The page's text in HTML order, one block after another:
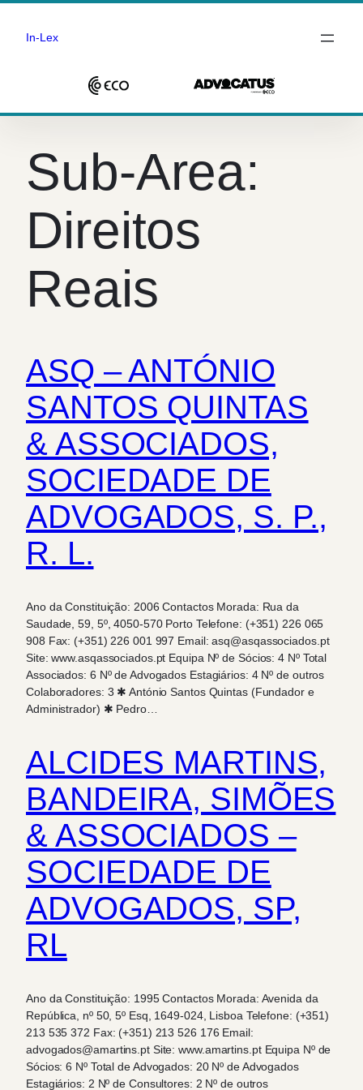
Saltar
conteúdo
In-Lex
Sub-Area:
Direitos
Reais
ASQ – ANTÓNIO
SANTOS QUINTAS
& ASSOCIADOS,
SOCIEDADE DE
ADVOGADOS, S. P.,
R. L.
Ano da Constituição: 2006 Contactos Morada: Rua da
Saudade, 59, 5º, 4050-570 Porto Telefone: (+351) 226 065
908 Fax: (+351) 226 001 997 Email: asq@asqassociados.pt
Site: www.asqassociados.pt Equipa Nº de Sócios: 4 Nº Total
Associados: 6 Nº de Advogados Estagiários: 4 Nº de outros
Colaboradores: 3 ✱ António Santos Quintas (Fundador e
Administrador) ✱ Pedro…
ALCIDES MARTINS,
BANDEIRA, SIMÕES
& ASSOCIADOS –
SOCIEDADE DE
ADVOGADOS, SP,
RL
Ano da Constituição: 1995 Contactos Morada: Avenida da
República, nº 50, 5º Esq, 1649-024, Lisboa Telefone: (+351)
213 535 372 Fax: (+351) 213 526 176 Email:
advogados@amartins.pt Site: www.amartins.pt Equipa Nº de
Sócios: 6 Nº Total de Advogados: 20 Nº de Advogados
Estagiários: 2 Nº de Consultores: 2 Nº de outros